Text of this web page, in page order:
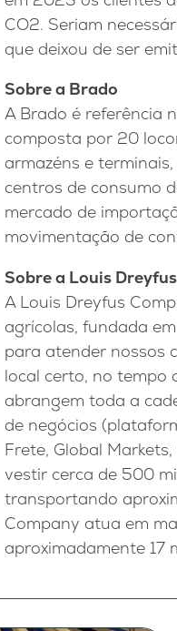
CO2. Seriam
que deixou de ser
Sobre a Brado
A Brado é referência
composta por 20
armazéns e
centros de consumo
mercado de
movimentação de
Sobre a Louis
A Louis Dreyfus
agrícolas, fundada
para atender nossos
local certo, no tempo
abrangem toda a
de negócios
Frete, Global
vestir cerca de 500
transportando
Company atua em
aproximadamente 17